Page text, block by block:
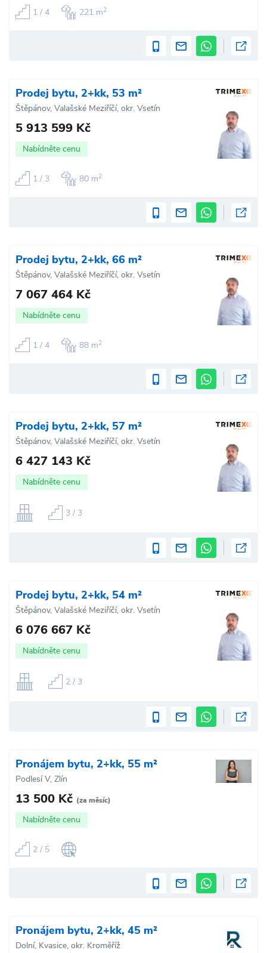
1 / 4 221 m2
Prodej bytu, 2+kk, 53 m²
Štěpánov, Valašské Meziříčí, okr. Vsetín
5 913 599 Kč
Nabídněte cenu
1 / 3 80 m2
Prodej bytu, 2+kk, 66 m²
Štěpánov, Valašské Meziříčí, okr. Vsetín
7 067 464 Kč
Nabídněte cenu
1 / 4 88 m2
Prodej bytu, 2+kk, 57 m²
Štěpánov, Valašské Meziříčí, okr. Vsetín
6 427 143 Kč
Nabídněte cenu
3 / 3
Prodej bytu, 2+kk, 54 m²
Štěpánov, Valašské Meziříčí, okr. Vsetín
6 076 667 Kč
Nabídněte cenu
2 / 3
Pronájem bytu, 2+kk, 55 m²
Podlesí V, Zlín
13 500 Kč (za měsíc)
Nabídněte cenu
2 / 5
Pronájem bytu, 2+kk, 45 m²
Dolní, Kvasice, okr. Kroměříž